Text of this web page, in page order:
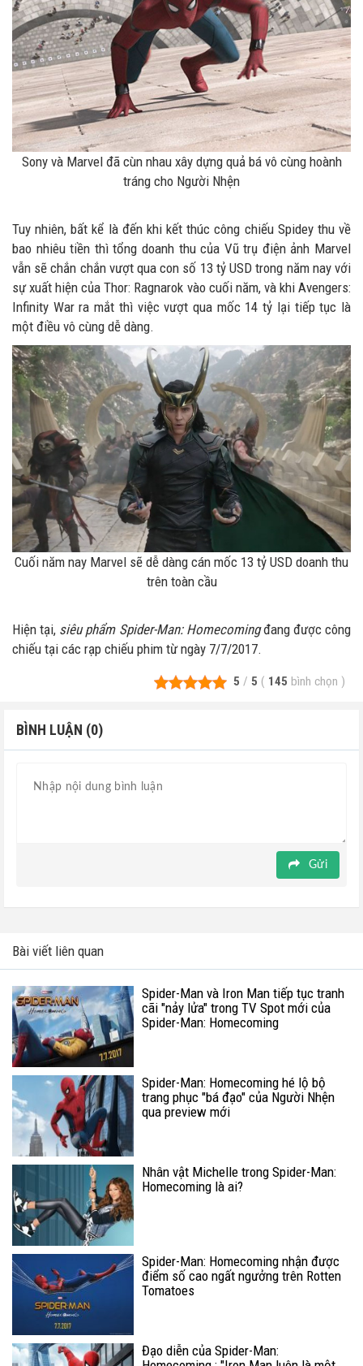
Sony và Marvel đã cùn nhau xây dựng quả bá vô cùng hoành
tráng cho Người Nhện
Tuy nhiên, bất kể là đến khi kết thúc công chiếu Spidey thu về
bao nhiêu tiền thì tổng doanh thu của Vũ trụ điện ảnh Marvel
vẫn sẽ chắn chắn vượt qua con số 13 tỷ USD trong năm nay với
sự xuất hiện của Thor: Ragnarok vào cuối năm, và khi Avengers:
Infinity War ra mắt thì việc vượt qua mốc 14 tỷ lại tiếp tục là
một điều vô cùng dễ dàng.
Cuối năm nay Marvel sẽ dễ dàng cán mốc 13 tỷ USD doanh thu
trên toàn cầu
Hiện tại, siêu phẩm Spider-Man: Homecomingđang được công
chiếu tại các rạp chiếu phim từ ngày 7/7/2017.
5 / 5 ( 145 bình chọn )
BÌNH LUẬN (0)
Gửi
Bài viết liên quan
Spider-Man và Iron Man tiếp tục tranh
cãi "nảy lửa" trong TV Spot mới của
Spider-Man: Homecoming
Spider-Man: Homecoming hé lộ bộ
trang phục "bá đạo" của Người Nhện
qua preview mới
Nhân vật Michelle trong Spider-Man:
Homecoming là ai?
Spider-Man: Homecoming nhận được
điểm số cao ngất ngưởng trên Rotten
Tomatoes
Đạo diễn của Spider-Man: